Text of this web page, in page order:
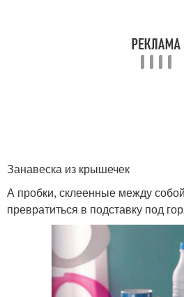
Занавеска из крышечек
А пробки, склеенные между
превратиться в подставку под